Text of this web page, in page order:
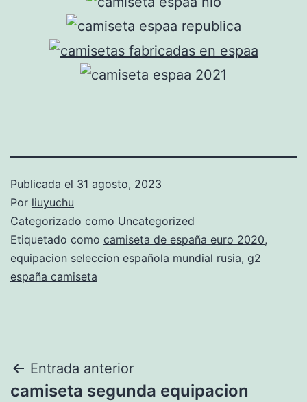
Publicada el 31 agosto, 2023
Por liuyuchu
Categorizado como Uncategorized
Etiquetado como camiseta de españa euro 2020,
equipacion seleccion española mundial rusia, g2
españa camiseta
Navegación
Entrada anterior
camiseta segunda equipacion